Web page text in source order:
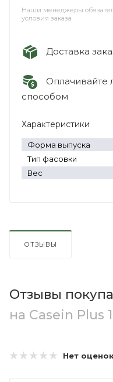
Наши менеджеры
условия заказа
Доставка
Оплачивайте
способом
Характеристики
Форма выпуска
Тип фасовки
Вес
ОТЗЫВЫ
Отзывы
на Casein Plus
Нет